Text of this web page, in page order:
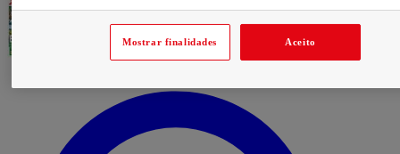
Mostrar finalidades Aceito